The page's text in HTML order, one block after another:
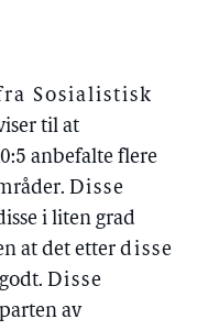
Sosialistisk
til at
anbefalte flere
Disse
i liten grad
at det etter disse
Disse
av